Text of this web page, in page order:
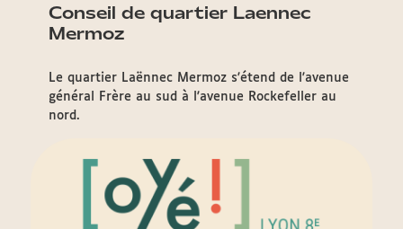
Conseil de quartier Laennec
Mermoz
Le quartier Laënnec Mermoz s'étend de l'avenue
général Frère au sud à l'avenue Rockefeller au
nord.